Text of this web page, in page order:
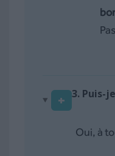
+ 3. Puis-
Oui, à